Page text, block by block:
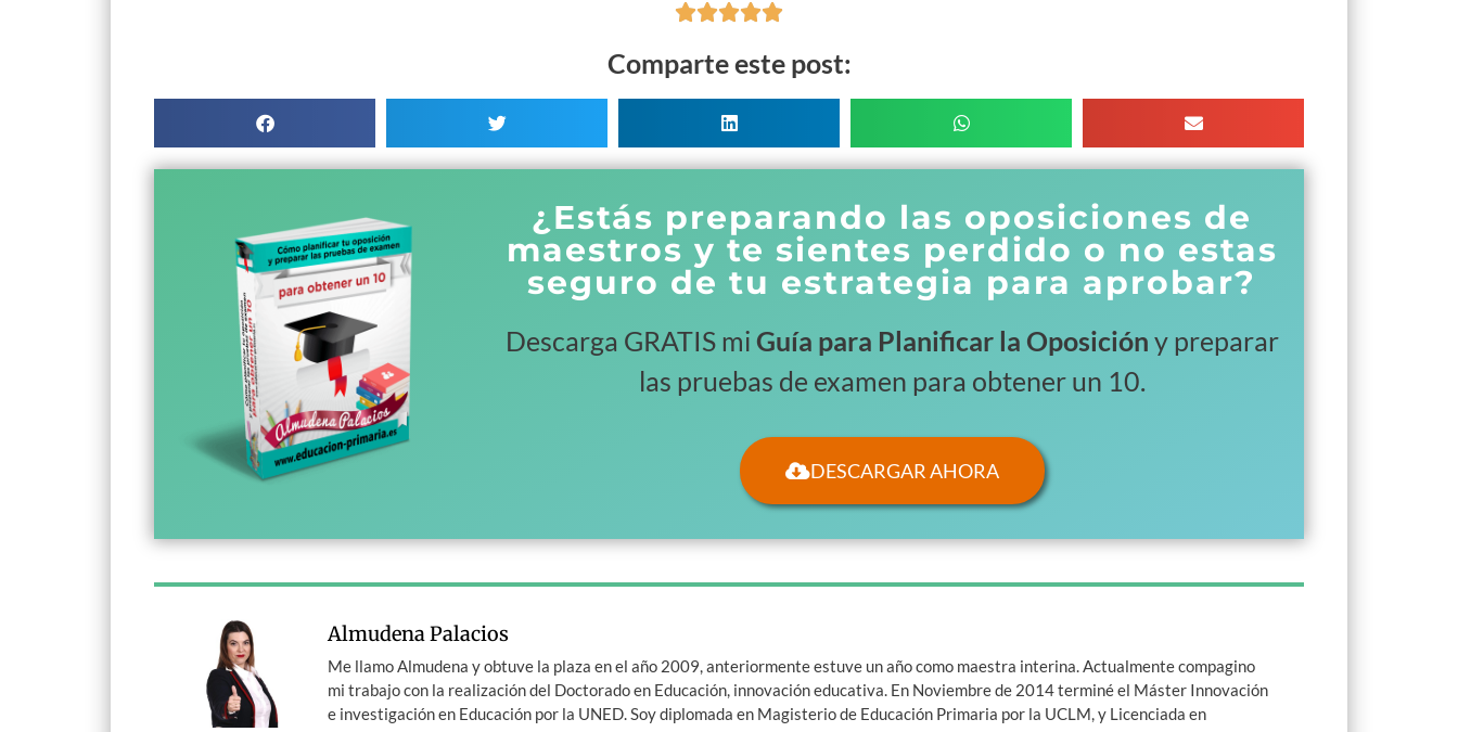

Comparte este post:
¿Estás preparando las oposiciones de
maestros y te sientes perdido o no estas
seguro de tu estrategia para aprobar?
Descarga GRATIS mi Guía para Planificar la Oposición y preparar
las pruebas de examen para obtener un 10.
DESCARGAR AHORA
Almudena Palacios
Me llamo Almudena y obtuve la plaza en el año 2009, anteriormente estuve un año como maestra interina. Actualmente compagino
mi trabajo con la realización del Doctorado en Educación, innovación educativa. En Noviembre de 2014 terminé el Máster Innovación
e investigación en Educación por la UNED. Soy diplomada en Magisterio de Educación Primaria por la UCLM, y Licenciada en